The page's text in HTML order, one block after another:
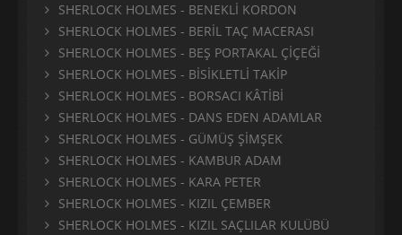
SHERLOCK HOLMES - BENEKLİ KORDON
SHERLOCK HOLMES - BERİL TAÇ MACERASI
SHERLOCK HOLMES - BEŞ PORTAKAL ÇİÇEĞİ
SHERLOCK HOLMES - BİSİKLETLİ TAKİP
SHERLOCK HOLMES - BORSACI KÂTİBİ
SHERLOCK HOLMES - DANS EDEN ADAMLAR
SHERLOCK HOLMES - GÜMÜŞ ŞİMŞEK
SHERLOCK HOLMES - KAMBUR ADAM
SHERLOCK HOLMES - KARA PETER
SHERLOCK HOLMES - KIZIL ÇEMBER
SHERLOCK HOLMES - KIZIL SAÇLILAR KULÜBÜ